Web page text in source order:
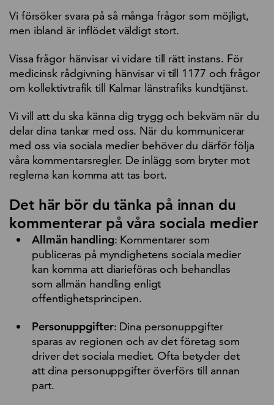
Vi försöker svara på så många frågor som möjligt,
men ibland är inflödet väldigt stort.
Vissa frågor hänvisar vi vidare till rätt instans. För
medicinsk rådgivning hänvisar vi till 1177 och frågor
om kollektivtrafik till Kalmar länstrafiks kundtjänst.
Vi vill att du ska känna dig trygg och bekväm när du
delar dina tankar med oss. När du kommunicerar
med oss via sociala medier behöver du därför följa
våra kommentarsregler. De inlägg som bryter mot
reglerna kan komma att tas bort.
Det här bör du tänka på innan du
kommenterar på våra sociala medier
Allmän handling: Kommentarer som
publiceras på myndighetens sociala medier
kan komma att diarieföras och behandlas
som allmän handling enligt
offentlighetsprincipen.
Personuppgifter: Dina personuppgifter
sparas av regionen och av det företag som
driver det sociala mediet. Ofta betyder det
att dina personuppgifter överförs till annan
part.